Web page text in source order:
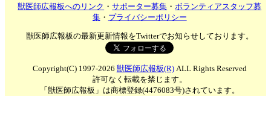
獣医師広報板へのリンク ・サポーター募集 ・ボランティアスタッフ募
集・ プライバシーポリシー
獣医師広報板の最新更新情報をTwitterでお知らせしております。
Copyright(C) 1997-2026 獣医師広報板(R)ALL Rights Reserved
許可なく転載を禁じます。
「獣医師広報板」は商標登録(4476083号)されています。